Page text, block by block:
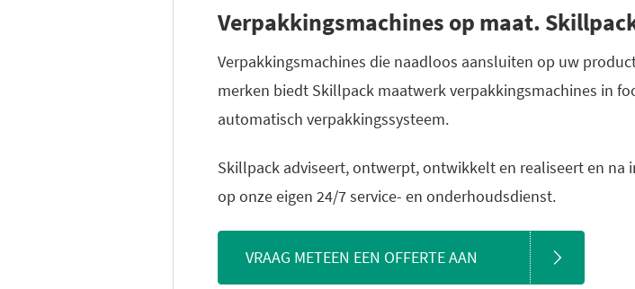
Verpakkingsmachines op maat.
Verpakkingsmachines die naadloos aansluiten op uw
merken biedt Skillpack maatwerk verpakkingsmachines in
automatisch verpakkingssysteem.
Skillpack adviseert, ontwerpt, ontwikkelt en realiseert en
op onze eigen 24/7 service- en onderhoudsdienst.
VRAAG METEEN EEN OFFERTE AAN